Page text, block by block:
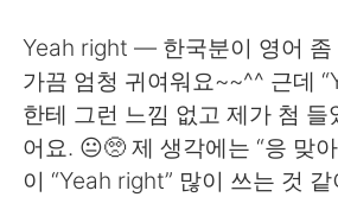
Yeah right — 한국분이 영어 좀
가끔 엄청 귀여워요~~^^ 근데
한테 그런 느낌 없고 제가 첨 들
어요. 😐🥺 제 생각에는 “응 맞
이 “Yeah right” 많이 쓰는 것